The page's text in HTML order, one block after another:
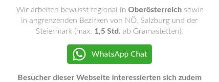
Wir arbeiten bewusst regional in Oberösterreich sowie
in angrenzenden Bezirken von NÖ, Salzburg und der
Steiermark (max. 1,5 Std. ab Gramastetten).
WhatsApp Chat
Besucher dieser Webseite interessierten sich zudem